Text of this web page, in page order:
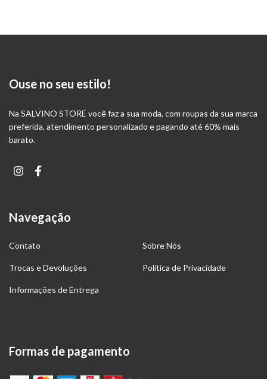
Ouse no seu estilo!
Na SALVINO STORE você faz a sua moda, com roupas da sua marca
preferida, atendimento personalizado e pagando até 60% mais
barato.
Navegação
Contato Sobre Nós
Trocas e Devoluções Política de Privacidade
Informações de Entrega
Formas de pagamento